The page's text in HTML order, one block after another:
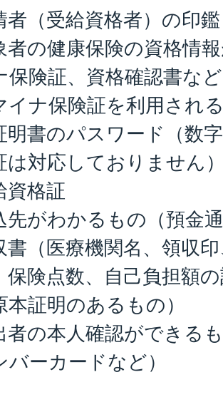
者（受給資格者）の印鑑
者の健康保険の資格情
保険証、資格確認書な
ナ保険証を利用され
明書のパスワード（数
は対応しておりません
資格証
先がわかるもの（預金
書（医療機関名、領収
保険点数、自己負担額
本証明のあるもの）
者の本人確認ができる
バーカードなど）